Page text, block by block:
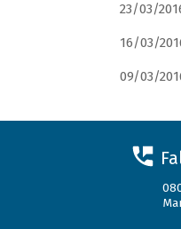
23/03/
16/03/
09/03/